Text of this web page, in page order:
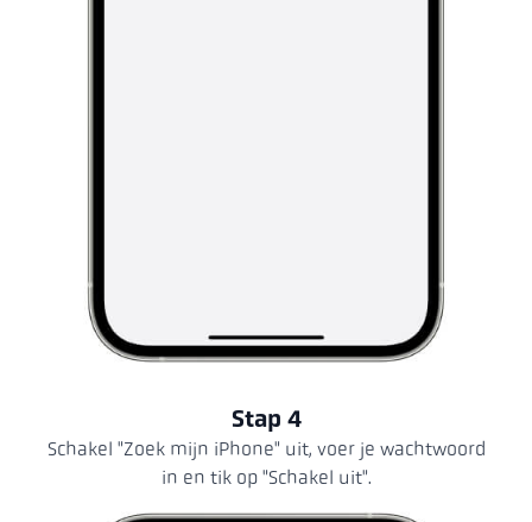
Stap 4
Schakel "Zoek mijn iPhone" uit, voer je wachtwoord
in en tik op "Schakel uit".